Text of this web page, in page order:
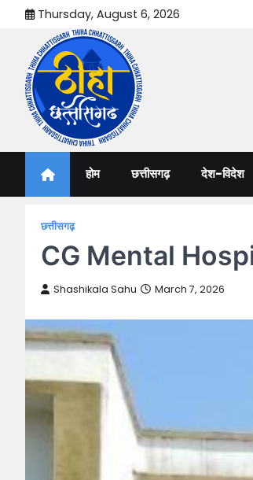
content
Thursday, August 6, 2026
Thiha
होम छत्तीसगढ़ देश-विदेश
छत्तीसगढ़
CG Mental
Shashikala Sahu March 7, 2026